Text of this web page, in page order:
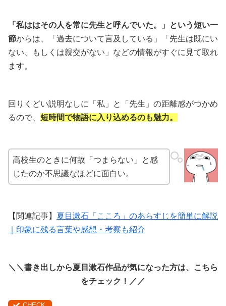
「私ははその人を常に先生と呼んでいた。」という短い一
節からは、「過去について言及している」「先生は既にい
ない、もしくは親交がない」などの情報がすぐに見て取れ
ます。
回りくどい説明なしに「私」と「先生」の距離感がつかめ
るので、 短時間で物語に入り込めるのも魅力。
高校生のときに何故「つまらない」と感
じたのか不思議なほどに面白い。
【関連記事】 夏目漱石「こころ」のあらすじを簡単に解説
｜印象に残る言葉や感想・考察も紹介
＼＼書き出しから夏目漱石作品が気になった方は、こちら
をチェック！／／